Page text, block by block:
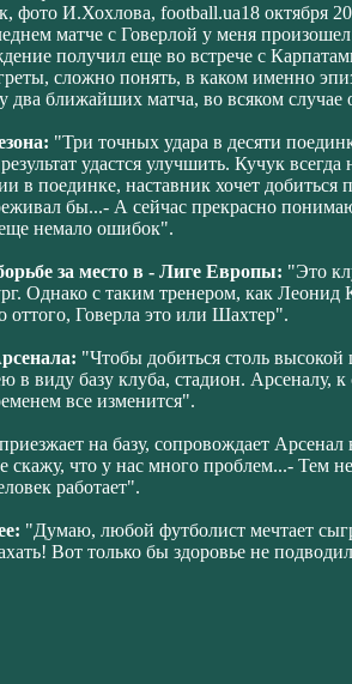
фото И.Хохлова, football.ua18 октября
матче с Говерлой у меня
получил еще во встрече с
сложно понять, в каком именно
два ближайших матча, во всяком
"Три точных удара в десяти
результат удастся улучшить. Кучук
в поединке, наставник хочет
бы...- А сейчас прекрасно
немало ошибок".
за место в - Лиге Европы: "Это
Однако с таким тренером, как
оттого, Говерла это или Шахтер".
"Чтобы добиться столь
в виду базу клуба, стадион. Арсеналу,
все изменится".
на базу, сопровождает
что у нас много проблем...- Тем
работает".
"Думаю, любой футболист мечтает
Вот только бы здоровье не